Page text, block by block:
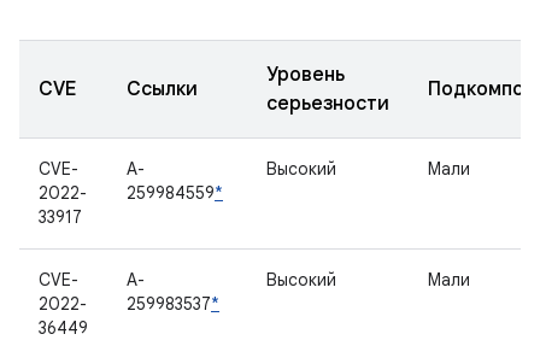
CVE Ссылки
Уровень
серьезности
CVE-
2022-
33917
A-
259984559*
Высокий Мали
CVE-
2022-
36449
A-
259983537*
Высокий Мали